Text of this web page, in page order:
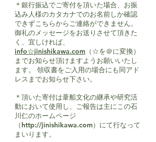
＊銀行振込でご寄付を頂いた場合、お振
込み人様のカタカナでのお名前しか確認
できずこちらからご連絡ができません。
御礼のメッセージをお送りさせて頂きた
く、宜しければ、
info☆jinishikawa.com （☆を＠に変換）
までお知らせ頂けますようお願いいたし
ます。 領収書をご入用の場合にも同アド
レスまでお知らせ下さい。
＊頂いた寄付は葦船文化の継承や研究活
動において使用し、ご報告は主にこの石
川仁のホームページ
（http://jinishikawa.com）にて行なって
まいります。